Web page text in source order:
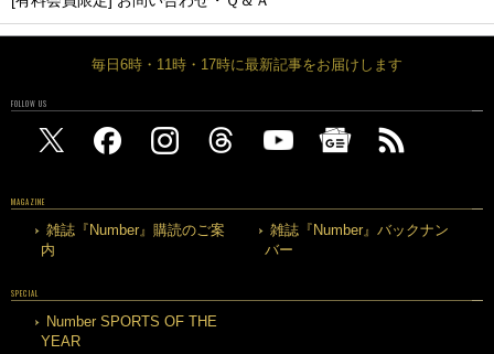
毎日6時・11時・17時に最新記事をお届けします
FOLLOW US
MAGAZINE
雑誌『Number』購読のご案
内
雑誌『Number』バックナン
バー
SPECIAL
Number SPORTS OF THE
YEAR